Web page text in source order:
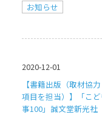
お知らせ
2020-12-01
【書籍出版（取材協
項目を担当）】「こ
事100」誠文堂新光社